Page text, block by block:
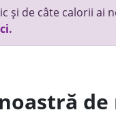
și de câte calorii ai
de